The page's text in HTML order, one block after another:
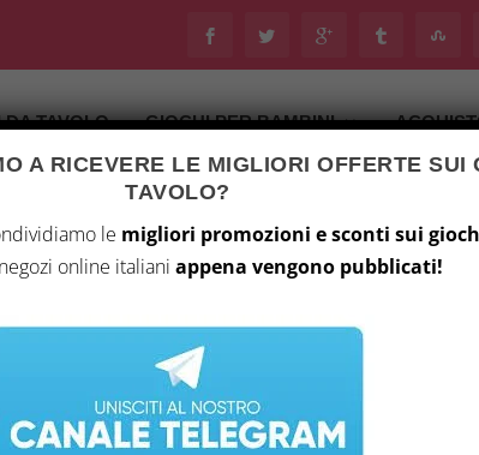
DA TAVOLO GIOCHI PER BAMBINI
A RICEVERE LE MIGLIORI OFFERTE SUI
TAVOLO?
le migliori promozioni e sconti sui
online italiani appena vengono pubblicati!